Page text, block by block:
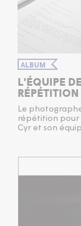
ALBUM
L'ÉQUIPE
RÉPÉTITION
Le
répétition pour
Cyr et son